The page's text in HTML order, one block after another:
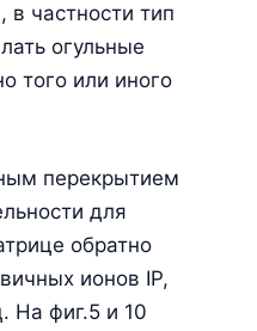
частности тип
огульные
того или иного
перекрытием
для
обратно
ионов IP,
На фиг.5 и 10